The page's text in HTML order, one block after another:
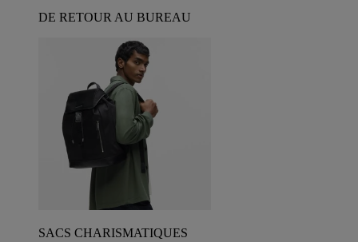
DE RETOUR AU BUREAU
SACS CHARISMATIQUES